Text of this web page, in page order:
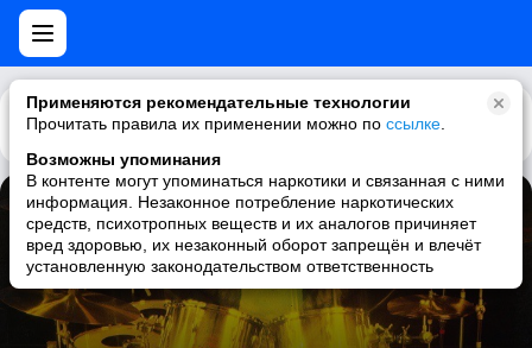
Применяются рекомендательные технологии
Прочитать правила их применении можно по ссылке
Возможны упоминания
В контенте могут упоминаться наркотики и связанная с ними
информация. Незаконное потребление наркотических
средств, психотропных веществ и их аналогов причиняет
вред здоровью, их незаконный оборот запрещён и влечёт
установленную законодательством ответственность
Каталог Рекомендации
633 Squadron
Cozy Powell